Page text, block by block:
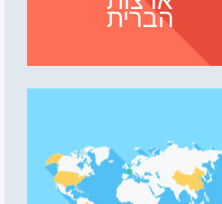
הברית